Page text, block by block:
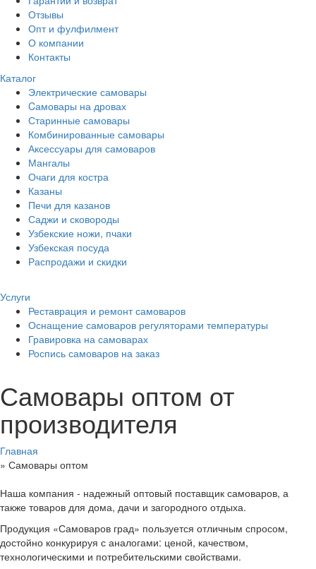
Отзывы
Опт и фулфилмент
О компании
Контакты
Каталог
Электрические самовары
Cамовары на дровах
Старинные самовары
Комбинированные самовары
Аксессуары для самоваров
Мангалы
Очаги для костра
Казаны
Печи для казанов
Саджи и сковороды
Узбекские ножи, пчаки
Узбекская посуда
Распродажи и скидки
Услуги
Реставрация и ремонт самоваров
Оснащение самоваров регуляторами температуры
Гравировка на самоварах
Роспись самоваров на заказ
Самовары оптом от
производителя
Главная
» Самовары оптом
Наша компания - надежный оптовый поставщик самоваров, а
также товаров для дома, дачи и загородного отдыха.
Продукция «Самоваров град» пользуется отличным спросом,
достойно конкурируя с аналогами: ценой, качеством,
технологическими и потребительскими свойствами.